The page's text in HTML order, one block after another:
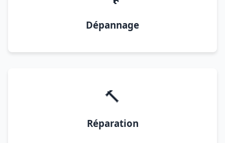
Dépannage
🔨
Réparation